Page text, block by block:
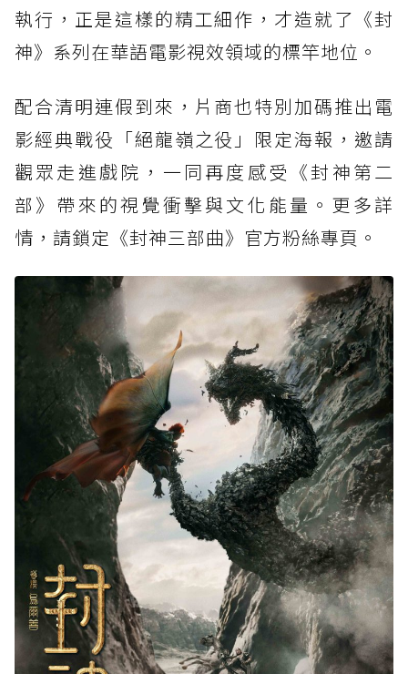
執行，正是這樣的精工細作，才造就了《封
神》系列在華語電影視效領域的標竿地位。
配合清明連假到來，片商也特別加碼推出電
影經典戰役「絕龍嶺之役」限定海報，邀請
觀眾走進戲院，一同再度感受《封神第二
部》帶來的視覺衝擊與文化能量。更多詳
情，請鎖定《封神三部曲》官方粉絲專頁。